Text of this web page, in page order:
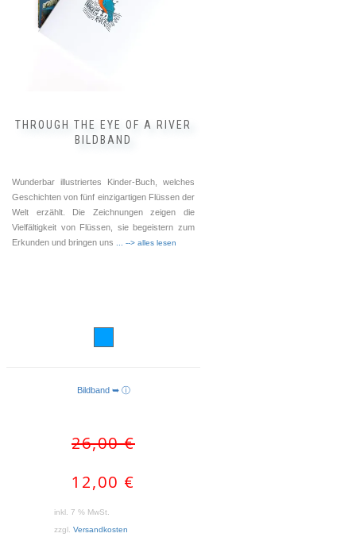
THROUGH THE EYE OF A RIVER
BILDBAND
Wunderbar illustriertes Kinder-Buch, welches
Geschichten von fünf einzigartigen Flüssen der
Welt erzählt. Die Zeichnungen zeigen die
Vielfältigkeit von Flüssen, sie begeistern zum
Erkunden und bringen uns ... --> alles lesen
WEITERLESEN
Bildband ➥ ⓘ
26,00€
12,00 €
inkl. 7 % MwSt.
zzgl. Versandkosten